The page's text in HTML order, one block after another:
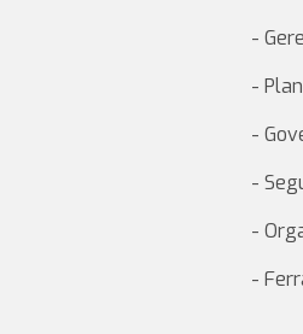
-
-
-
-
-
-